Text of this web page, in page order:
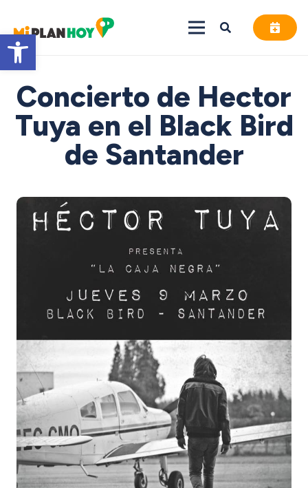
Abrir barra de herramientas
Concierto de Hector
Tuya en el Black Bird
de Santander